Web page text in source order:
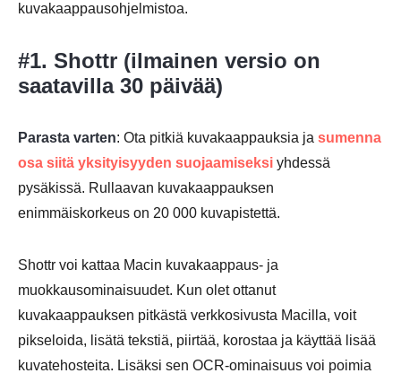
Vaihe 1.
Vaihe 2.
Vaihe 4.
kuvakaappausohjelmistoa.
#1. Shottr (ilmainen versio on
saatavilla 30 päivää)
Parasta varten: Ota pitkiä kuvakaappauksia ja sumenna
osa siitä yksityisyyden suojaamiseksi yhdessä
pysäkissä. Rullaavan kuvakaappauksen
enimmäiskorkeus on 20 000 kuvapistettä.
Shottr voi kattaa Macin kuvakaappaus- ja
muokkausominaisuudet. Kun olet ottanut
kuvakaappauksen pitkästä verkkosivusta Macilla, voit
pikseloida, lisätä tekstiä, piirtää, korostaa ja käyttää lisää
kuvatehosteita. Lisäksi sen OCR-ominaisuus voi poimia